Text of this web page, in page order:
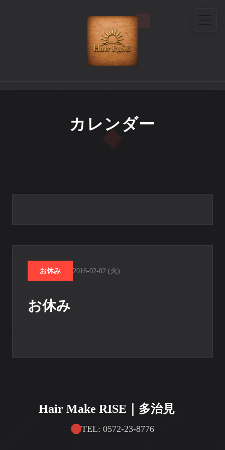
カレンダー
お休み 2016-02-02 (火)
お休み
Hair Make RISE｜多治見
TEL: 0572-23-8776